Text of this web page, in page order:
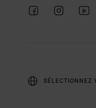
SÉLECTIONNEZ